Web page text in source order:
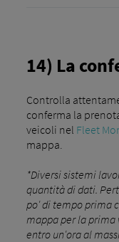
14) La
Controlla
conferma la
veicoli nel Fleet
mappa.
*Diversi sistemi
quantità di dati.
po' di tempo prima
mappa per la prima
entro un'ora al